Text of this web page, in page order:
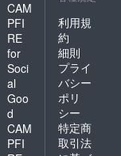
CAM
PFI
RE
for
Soci
al
Goo
d
CAM
PFI
利用規
約
細則
プライ
バシー
ポリ
シー
特定商
取引法